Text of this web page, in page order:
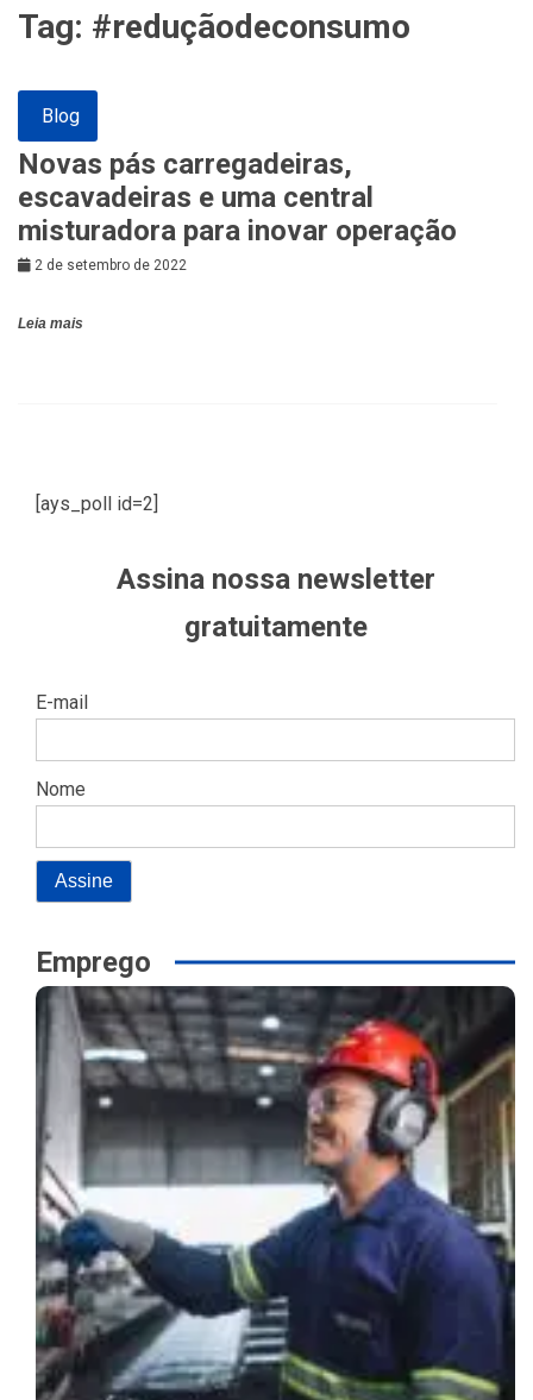
Tag: #reduçãodeconsumo
Blog
Novas pás carregadeiras,
escavadeiras e uma central
misturadora para inovar operação
2 de setembro de 2022
Leia mais
[ays_poll id=2]
Assina nossa newsletter
gratuitamente
E-mail
Nome
Emprego